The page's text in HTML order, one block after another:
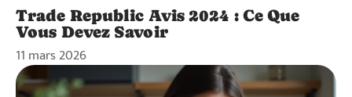
Trade Republic Avis 2024 : Ce Que
Vous Devez Savoir
11 mars 2026